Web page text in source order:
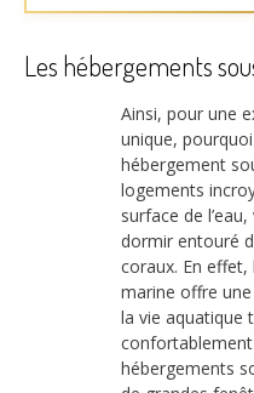
Les hébergements
Ainsi, pour une
unique,
hébergement
logements
surface de
dormir entouré
coraux. En effet,
marine offre
la vie aquatique
confortablement
hébergements